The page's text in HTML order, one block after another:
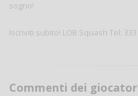
sogno!
Iscriviti subito! LOB Squash Tel: 333
Commenti dei